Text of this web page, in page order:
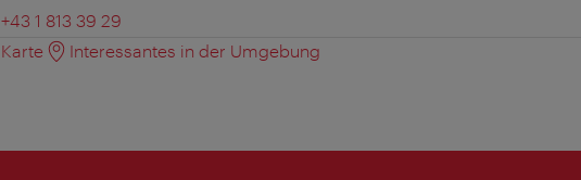
+43 1 813 39 29
Karte
Interessantes in der Umgebung